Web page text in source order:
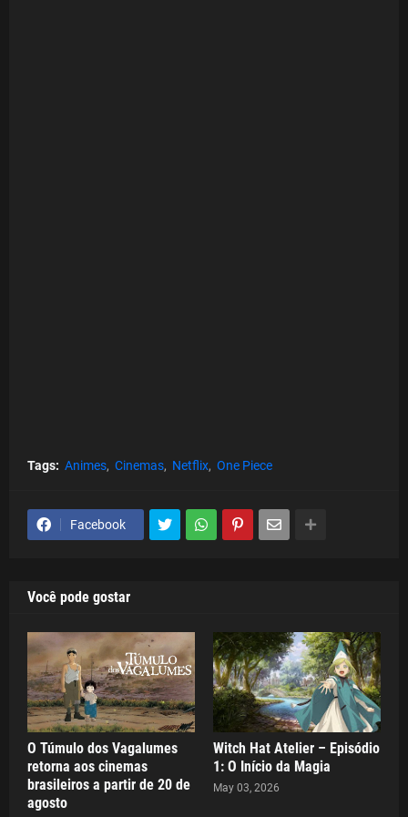
Tags: Animes Cinemas Netflix One Piece
Facebook
Você pode gostar
O Túmulo dos Vagalumes
retorna aos cinemas
brasileiros a partir de 20 de
agosto
Witch Hat Atelier – Episódio
1: O Início da Magia
May 03, 2026